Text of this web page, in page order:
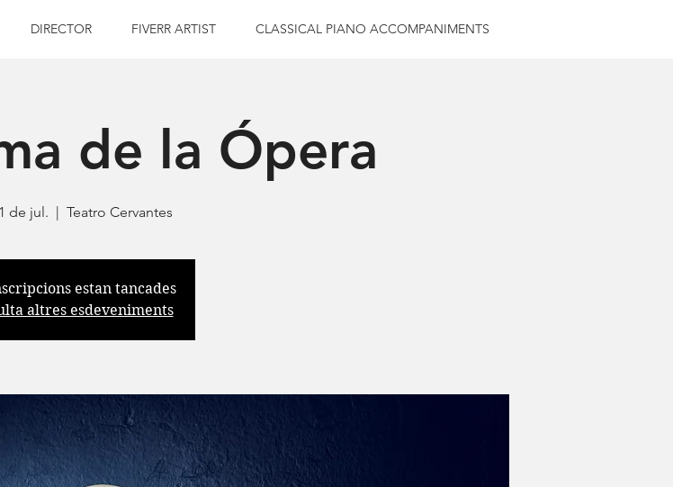
DIRECTOR FIVERR ARTIST CLASSICAL PIANO ACCOMPANIMENTS
de la Ópera
de jul.
  |
Teatro Cervantes
estan tancades
altres esdeveniments